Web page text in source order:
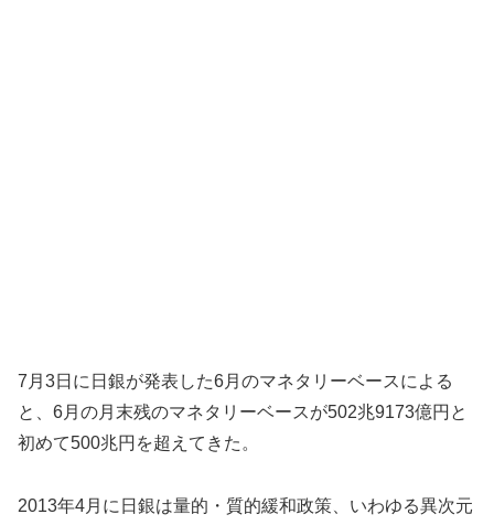
7月3日に日銀が発表した6月のマネタリーベースによる
と、6月の月末残のマネタリーベースが502兆9173億円と
初めて500兆円を超えてきた。
2013年4月に日銀は量的・質的緩和政策、いわゆる異次元